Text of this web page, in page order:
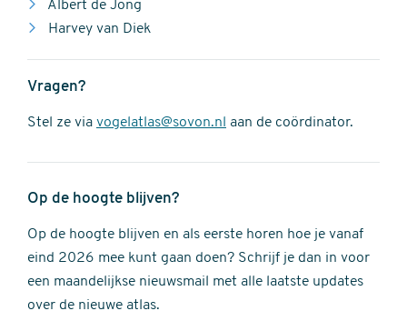
Albert de Jong
Harvey van Diek
Vragen?
Stel ze via vogelatlas@sovon.nl aan de coördinator.
Op de hoogte blijven?
Op de hoogte blijven en als eerste horen hoe je vanaf
eind 2026 mee kunt gaan doen? Schrijf je dan in voor
een maandelijkse nieuwsmail met alle laatste updates
over de nieuwe atlas.